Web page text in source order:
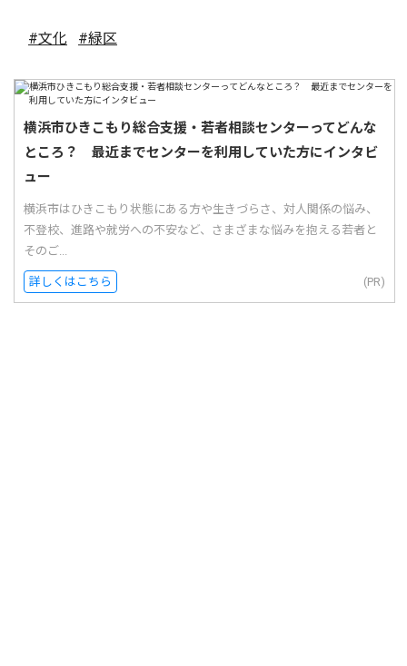
#文化 #緑区
横浜市ひきこもり総合支援・若者相談センターってどんな
ところ？ 最近までセンターを利用していた方にインタビ
ュー
横浜市はひきこもり状態にある方や生きづらさ、対人関係の悩み、
不登校、進路や就労への不安など、さまざまな悩みを抱える若者と
そのご...
詳しくはこちら (PR)